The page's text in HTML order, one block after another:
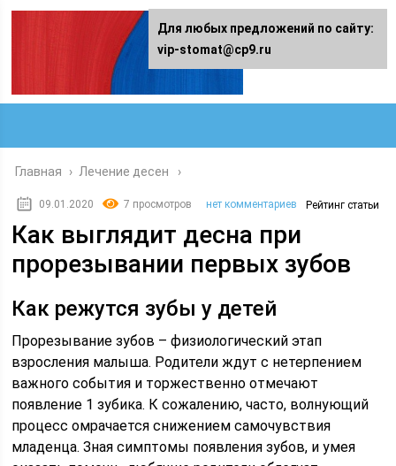
Главная › Лечение десен
09.01.2020 7 просмотров нет комментариев Рейтинг статьи
Как выглядит десна при
прорезывании первых зубов
Как режутся зубы у детей
Прорезывание зубов – физиологический этап
взросления малыша. Родители ждут с нетерпением
важного события и торжественно отмечают
появление 1 зубика. К сожалению, часто, волнующий
процесс омрачается снижением самочувствия
младенца. Зная симптомы появления зубов, и умея
Для любых предложений по сайту:
vip-stomat@cp9.ru